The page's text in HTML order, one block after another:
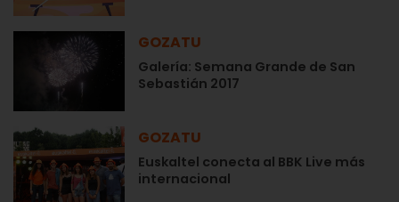
GOZATU
Galería: Semana Grande de San
Sebastián 2017
GOZATU
Euskaltel conecta al BBK Live más
internacional